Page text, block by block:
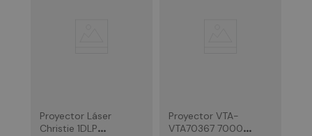
Proyector Láser
Christie 1DLP
Proyector VTA-
VTA70367 7000